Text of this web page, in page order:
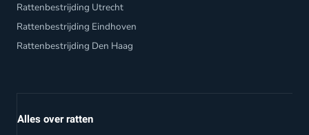
Rattenbestrijding Utrecht
Rattenbestrijding Eindhoven
Rattenbestrijding Den Haag
Alles over ratten